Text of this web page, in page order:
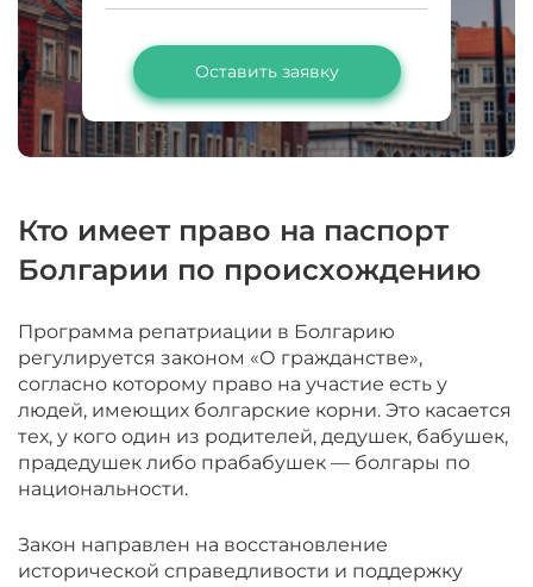
Оставить заявку
Кто имеет право на паспорт
Болгарии по происхождению
Программа репатриации в Болгарию
регулируется законом «О гражданстве»,
согласно которому право на участие есть у
людей, имеющих болгарские корни. Это касается
тех, у кого один из родителей, дедушек, бабушек,
прадедушек либо прабабушек — болгары по
национальности.
Закон направлен на восстановление
исторической справедливости и поддержку